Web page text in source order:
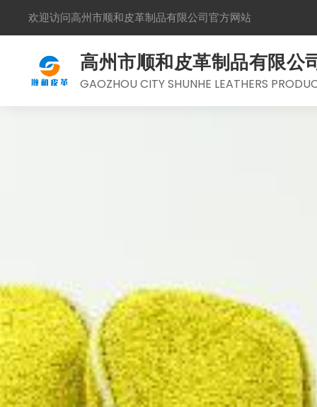
欢迎访问高州市顺和皮革制品有限公司官方网站
高州市顺和皮革制品有限公
GAOZHOU CITY SHUNHE LEATHERS